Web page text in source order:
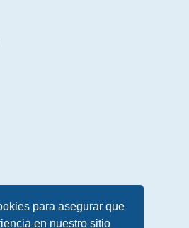
para asegurar que
en nuestro sitio